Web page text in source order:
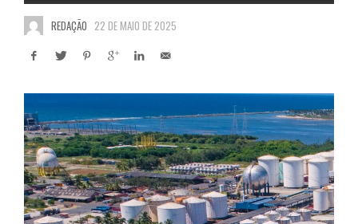
REDAÇÃO 22 DE MAIO DE 2025